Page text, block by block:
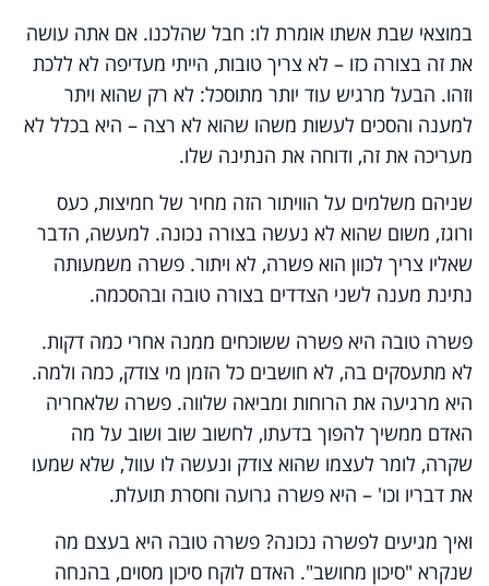
במוצאי שבת אשתו אומרת לו: חבל שהלכנו. אם אתה עושה
את זה בצורה כזו – לא צריך טובות, הייתי מעדיפה לא ללכת
וזהו. הבעל מרגיש עוד יותר מתוסכל: לא רק שהוא ויתר
למענה והסכים לעשות משהו שהוא לא רצה – היא בכלל לא
מעריכה את זה, ודוחה את הנתינה שלו.
שניהם משלמים על הוויתור הזה מחיר של חמיצות, כעס
ורוגז, משום שהוא לא נעשה בצורה נכונה. למעשה, הדבר
שאליו צריך לכוון הוא פשרה, לא ויתור. פשרה משמעותה
נתינת מענה לשני הצדדים בצורה טובה ובהסכמה.
פשרה טובה היא פשרה ששוכחים ממנה אחרי כמה דקות.
לא מתעסקים בה, לא חושבים כל הזמן מי צודק, כמה ולמה.
היא מרגיעה את הרוחות ומביאה שלווה. פשרה שלאחריה
האדם ממשיך להפוך בדעתו, לחשוב שוב ושוב על מה
שקרה, לומר לעצמו שהוא צודק ונעשה לו עוול, שלא שמעו
את דבריו וכו' – היא פשרה גרועה וחסרת תועלת.
ואיך מגיעים לפשרה נכונה? פשרה טובה היא בעצם מה
שנקרא "סיכון מחושב". האדם לוקח סיכון מסוים, בהנחה